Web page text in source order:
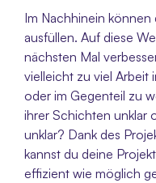
Im Nachhinein
ausfüllen. Auf diese
nächsten Mal
vielleicht zu viel Arbeit
oder im Gegenteil zu
ihrer Schichten unklar
unklar? Dank des
kannst du deine
effizient wie möglich